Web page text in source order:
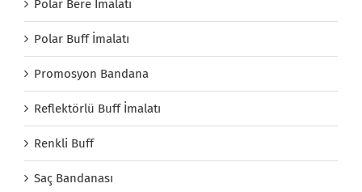
Polar Bere İmalatı
Polar Buff İmalatı
Promosyon Bandana
Reflektörlü Buff İmalatı
Renkli Buff
Saç Bandanası